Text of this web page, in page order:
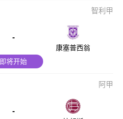
智利甲
-
康塞普西翁
即将开始
阿甲
-